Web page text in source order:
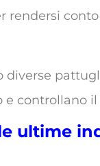
rendersi
diverse
e controllano il
ultime